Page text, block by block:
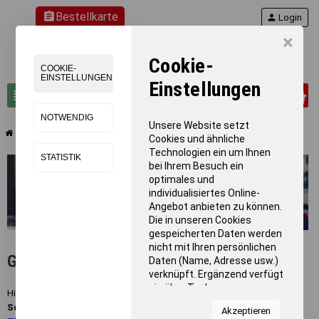
×
COOKIE-
EINSTELLUNGEN
NOTWENDIG
STATISTIK
Cookie-
Einstellungen
Unsere Website setzt
Cookies und ähnliche
Technologien ein um Ihnen
bei Ihrem Besuch ein
optimales und
individualisiertes Online-
Angebot anbieten zu können.
Die in unseren Cookies
gespeicherten Daten werden
nicht mit Ihren persönlichen
Daten (Name, Adresse usw.)
verknüpft. Ergänzend verfügt
sie über Tools von
Statistiken zur Nutzung
Akzeptieren
assignmentBestellkarte
view_headline search
person Login
Gymnastik
Hier finden Sie unser umfangreiches
Schul, Breiten- und Leistungssport
. Aber auch alles zum Thema